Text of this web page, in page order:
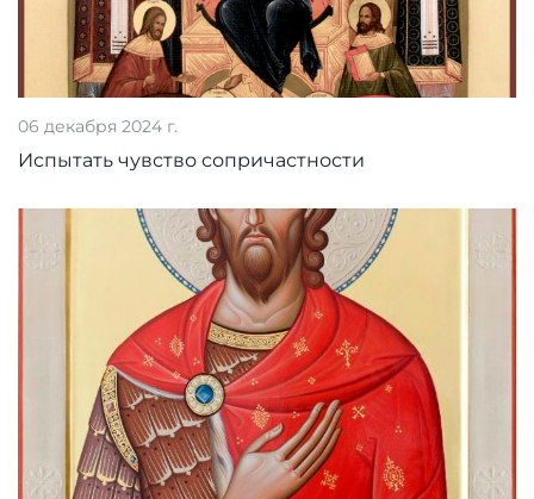
06 декабря 2024 г.
Испытать чувство сопричастности